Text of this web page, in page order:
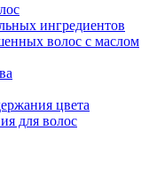
ингредиентов
волос с маслом
цвета
для волос